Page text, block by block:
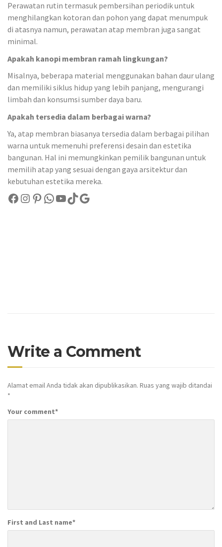
Perawatan rutin termasuk pembersihan periodik untuk
menghilangkan kotoran dan pohon yang dapat menumpuk
di atasnya namun, perawatan atap membran juga sangat
minimal.
Apakah kanopi membran ramah lingkungan?
Misalnya, beberapa material menggunakan bahan daur ulang
dan memiliki siklus hidup yang lebih panjang, mengurangi
limbah dan konsumsi sumber daya baru.
Apakah tersedia dalam berbagai warna?
Ya, atap membran biasanya tersedia dalam berbagai pilihan
warna untuk memenuhi preferensi desain dan estetika
bangunan. Hal ini memungkinkan pemilik bangunan untuk
memilih atap yang sesuai dengan gaya arsitektur dan
kebutuhan estetika mereka.
Facebook
Instagram
Pinterest
WhatsApp
YouTube
TikTokGoogle
Write a Comment
Alamat email Anda tidak akan dipublikasikan. Ruas yang wajib ditandai
*
Your comment*
First and Last name*